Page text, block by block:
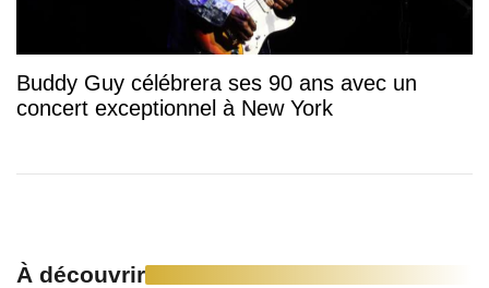
Buddy Guy célébrera ses 90 ans avec un
concert exceptionnel à New York
À découvrir